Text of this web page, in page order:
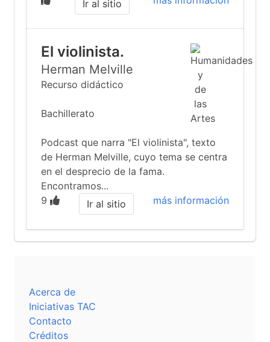
Ir al sitio
El violinista.
Herman Melville
Recurso didáctico
Bachillerato
Podcast que narra "El violinista", texto
de Herman Melville, cuyo tema se centra
en el desprecio de la fama.
Encontramos...
9
más información
Ir al sitio
Acerca de
Iniciativas TAC
Contacto
Créditos